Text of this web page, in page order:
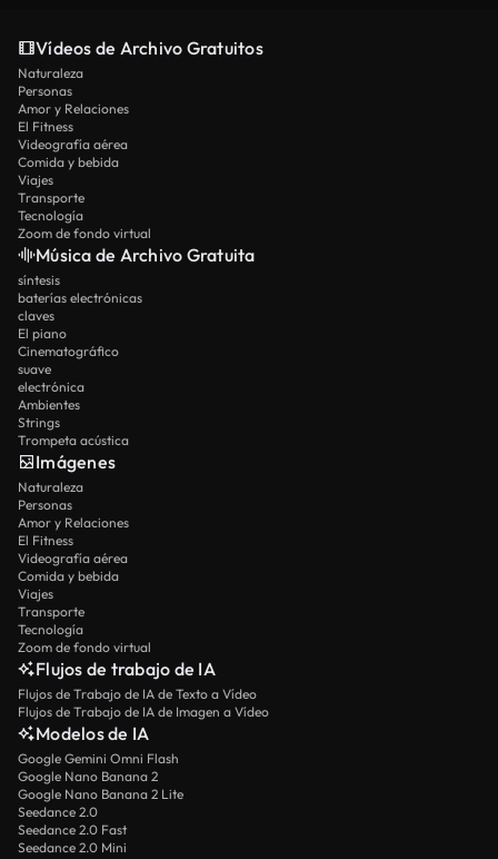
Vídeos de Archivo Gratuitos
Naturaleza
Personas
Amor y Relaciones
El Fitness
Videografía aérea
Comida y bebida
Viajes
Transporte
Tecnología
Zoom de fondo virtual
Música de Archivo Gratuita
síntesis
baterías electrónicas
claves
El piano
Cinematográfico
suave
electrónica
Ambientes
Strings
Trompeta acústica
Imágenes
Naturaleza
Personas
Amor y Relaciones
El Fitness
Videografía aérea
Comida y bebida
Viajes
Transporte
Tecnología
Zoom de fondo virtual
Flujos de trabajo de IA
Flujos de Trabajo de IA de Texto a Vídeo
Flujos de Trabajo de IA de Imagen a Vídeo
Modelos de IA
Google Gemini Omni Flash
Google Nano Banana 2
Google Nano Banana 2 Lite
Seedance 2.0
Seedance 2.0 Fast
Seedance 2.0 Mini